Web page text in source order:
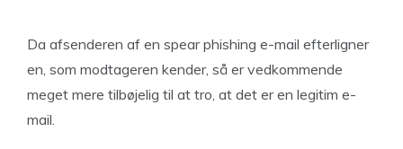
Da afsenderen af en spear phishing e-mail efterligner
en, som modtageren kender, så er vedkommende
meget mere tilbøjelig til at tro, at det er en legitim e-
mail.